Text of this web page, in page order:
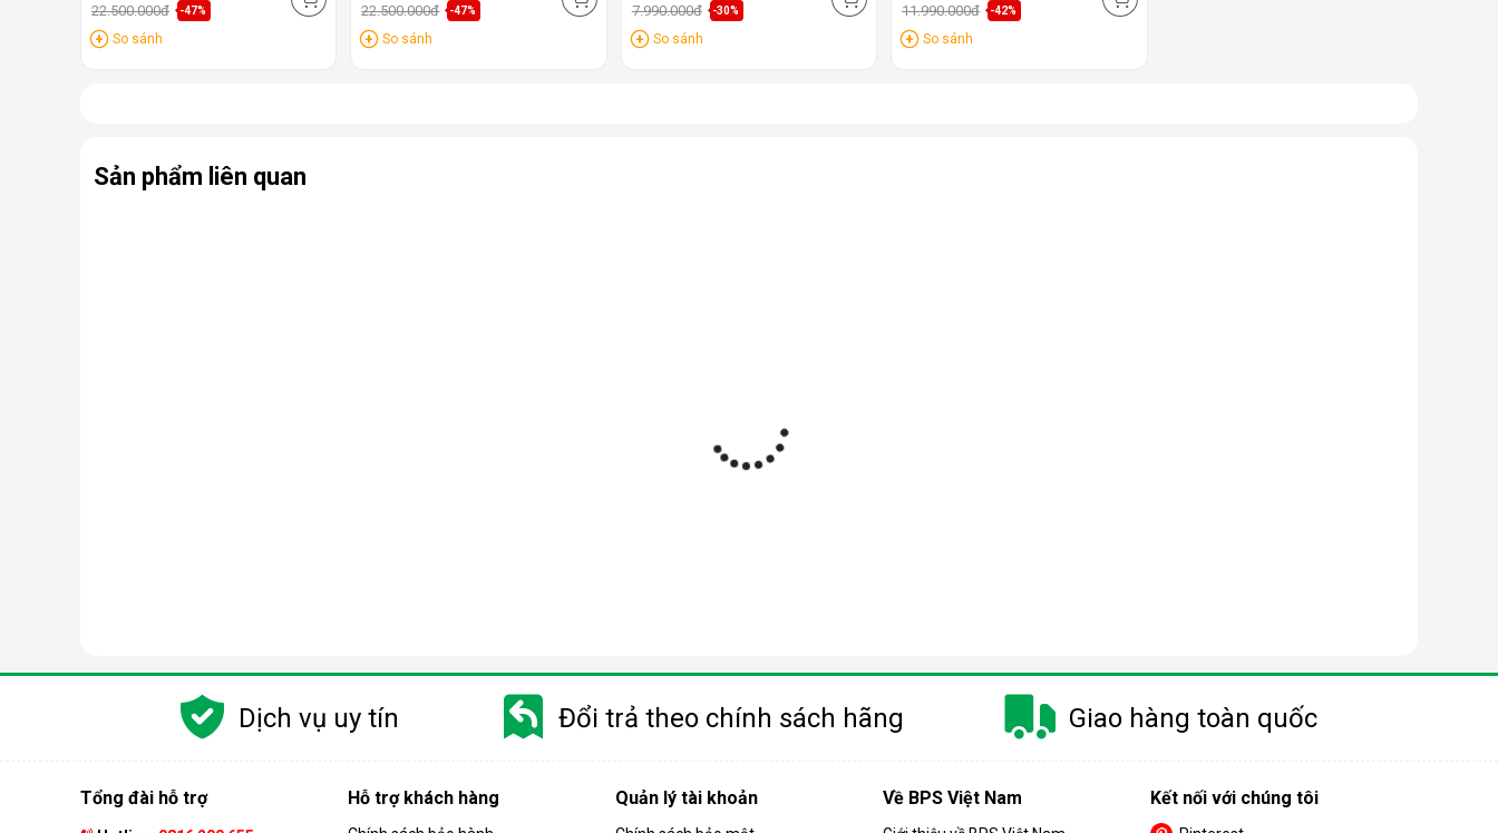
22.500.000đ -47%
So sánh
22.500.000đ -47%
So sánh
7.990.000đ -30%
So sánh
11.990.000đ -42%
So sánh
Sản phẩm liên quan
Dịch vụ uy tín Đổi trả theo chính sách hãng Giao hàng toàn quốc
Tổng đài hỗ trợ Hỗ trợ khách hàng Quản lý tài khoản Về BPS Việt Nam Kết nối với chúng tôi